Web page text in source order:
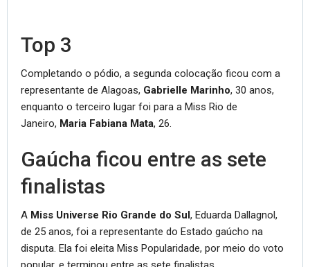
Top 3
Completando o pódio, a segunda colocação ficou com a
representante de Alagoas, Gabrielle Marinho, 30 anos,
enquanto o terceiro lugar foi para a Miss Rio de
Janeiro, Maria Fabiana Mata, 26.
Gaúcha ficou entre as sete
finalistas
A Miss Universe Rio Grande do Sul, Eduarda Dallagnol,
de 25 anos, foi a representante do Estado gaúcho na
disputa. Ela foi eleita Miss Popularidade, por meio do voto